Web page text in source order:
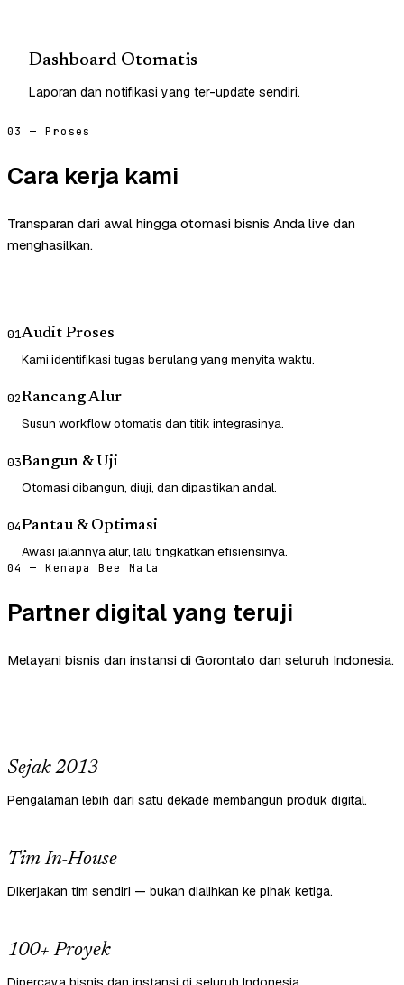
Dashboard Otomatis
Laporan dan notifikasi yang ter-update sendiri.
03 — Proses
Cara kerja kami
Transparan dari awal hingga otomasi bisnis Anda live dan
menghasilkan.
01Audit Proses
Kami identifikasi tugas berulang yang menyita waktu.
02Rancang Alur
Susun workflow otomatis dan titik integrasinya.
03Bangun & Uji
Otomasi dibangun, diuji, dan dipastikan andal.
04Pantau & Optimasi
Awasi jalannya alur, lalu tingkatkan efisiensinya.
04 — Kenapa Bee Mata
Partner digital yang teruji
Melayani bisnis dan instansi di Gorontalo dan seluruh Indonesia.
Sejak 2013
Pengalaman lebih dari satu dekade membangun produk digital.
Tim In-House
Dikerjakan tim sendiri — bukan dialihkan ke pihak ketiga.
100+ Proyek